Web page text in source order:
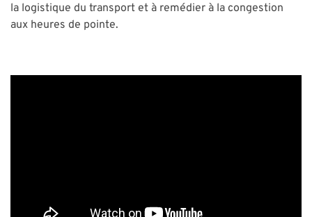
la logistique du transport et à remédier à la congestion
aux heures de pointe.